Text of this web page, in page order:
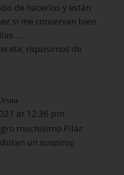
de hacerlos y están
si me conservan bien
riquisimos de
at 12:36 pm
muchísimo Pilar.
un suspiro¡¡